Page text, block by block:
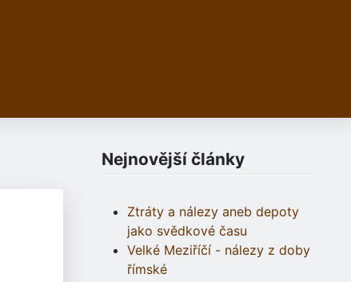
Nejnovější články
Ztráty a nálezy aneb depoty
jako svědkové času
Velké Meziříčí - nálezy z doby
římské